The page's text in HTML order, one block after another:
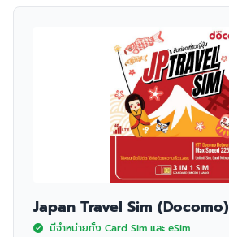
Japan Travel Sim (Docomo)
มีจำหน่ายทั้ง Card Sim และ eSim